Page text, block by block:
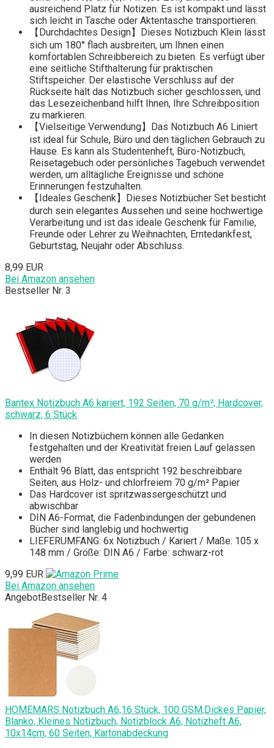
ausreichend Platz für Notizen. Es ist kompakt und lässt
sich leicht in Tasche oder Aktentasche transportieren.
【Durchdachtes Design】Dieses Notizbuch Klein lässt
sich um 180° flach ausbreiten, um Ihnen einen
komfortablen Schreibbereich zu bieten. Es verfügt über
eine seitliche Stifthalterung für praktischen
Stiftspeicher. Der elastische Verschluss auf der
Rückseite hält das Notizbuch sicher geschlossen, und
das Lesezeichenband hilft Ihnen, Ihre Schreibposition
zu markieren.
【Vielseitige Verwendung】Das Notizbuch A6 Liniert
ist ideal für Schule, Büro und den täglichen Gebrauch zu
Hause. Es kann als Studentenheft, Büro-Notizbuch,
Reisetagebuch oder persönliches Tagebuch verwendet
werden, um alltägliche Ereignisse und schöne
Erinnerungen festzuhalten.
【Ideales Geschenk】Dieses Notizbücher Set besticht
durch sein elegantes Aussehen und seine hochwertige
Verarbeitung und ist das ideale Geschenk für Familie,
Freunde oder Lehrer zu Weihnachten, Erntedankfest,
Geburtstag, Neujahr oder Abschluss.
8,99 EUR
Bei Amazon ansehen
Bestseller Nr. 3
Bantex Notizbuch A6 kariert, 192 Seiten, 70 g/m², Hardcover,
schwarz, 6 Stück
In diesen Notizbüchern können alle Gedanken
festgehalten und der Kreativität freien Lauf gelassen
werden
Enthält 96 Blatt, das entspricht 192 beschreibbare
Seiten, aus Holz- und chlorfreiem 70 g/m² Papier
Das Hardcover ist spritzwassergeschützt und
abwischbar
DIN A6-Format, die Fadenbindungen der gebundenen
Bücher sind langlebig und hochwertig
LIEFERUMFANG: 6x Notizbuch / Kariert / Maße: 105 x
148 mm / Größe: DIN A6 / Farbe: schwarz-rot
9,99 EUR
Bei Amazon ansehen
AngebotBestseller Nr. 4
HOMEMARS Notizbuch A6,16 Stück, 100 GSM,Dickes Papier,
Blanko, Kleines Notizbuch, Notizblock A6, Notizheft A6,
10x14cm, 60 Seiten, Kartonabdeckung